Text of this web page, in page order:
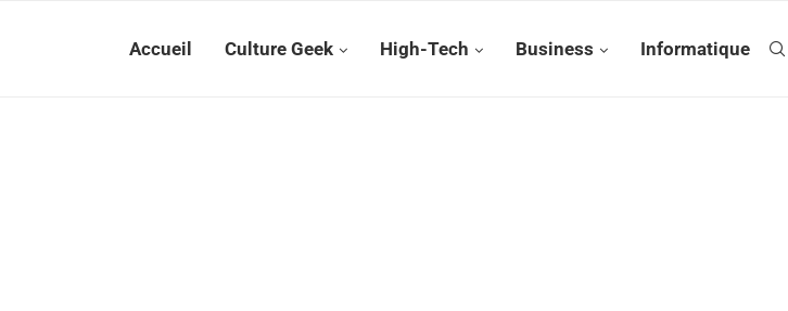
Accueil Culture Geek High-Tech Business Informatique